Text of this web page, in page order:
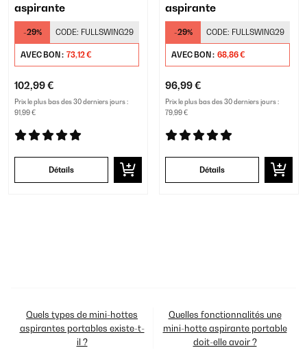
aspirante
-29% CODE: FULLSWING29
AVEC BON : 73,12 €
102,99 €
Prix le plus bas des 30 derniers jours :
91,99 €
Détails
aspirante
-29% CODE: FULLSWING29
AVEC BON : 68,86 €
96,99 €
Prix le plus bas des 30 derniers jours :
79,99 €
Détails
Quels types de mini-hottes
aspirantes portables existe-t-
il ?
Quelles fonctionnalités une
mini-hotte aspirante portable
doit-elle avoir ?